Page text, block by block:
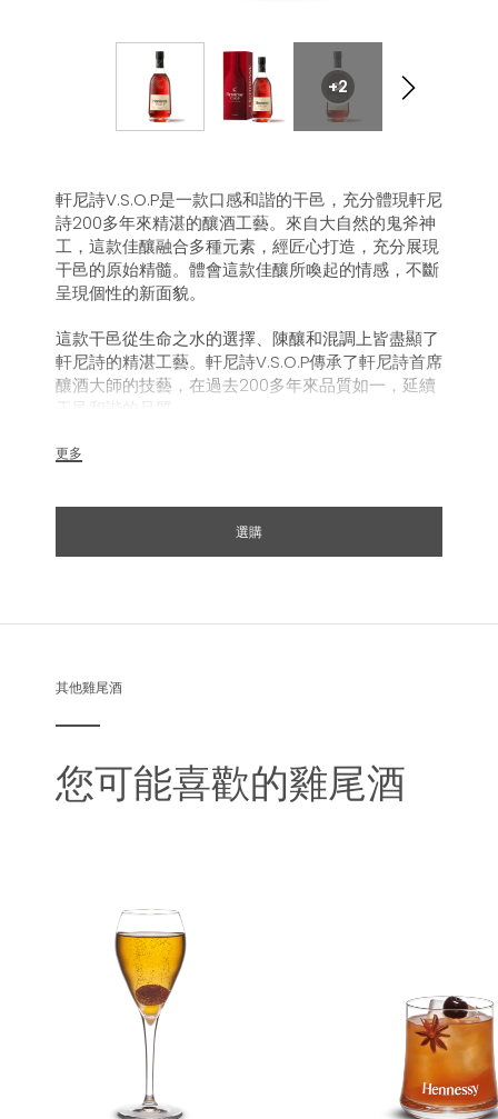
+2
軒尼詩V.S.O.P是一款口感和諧的干邑，充分體現軒尼
詩200多年來精湛的釀酒工藝。來自大自然的鬼斧神
工，這款佳釀融合多種元素，經匠心打造，充分展現
干邑的原始精髓。體會這款佳釀所喚起的情感，不斷
呈現個性的新面貌。
這款干邑從生命之水的選擇、陳釀和混調上皆盡顯了
軒尼詩的精湛工藝。軒尼詩V.S.O.P傳承了軒尼詩首席
釀酒大師的技藝，在過去200多年來品質如一，延續
干邑和諧的品質。
更多
選購
其他雞尾酒
您可能喜歡的雞尾酒